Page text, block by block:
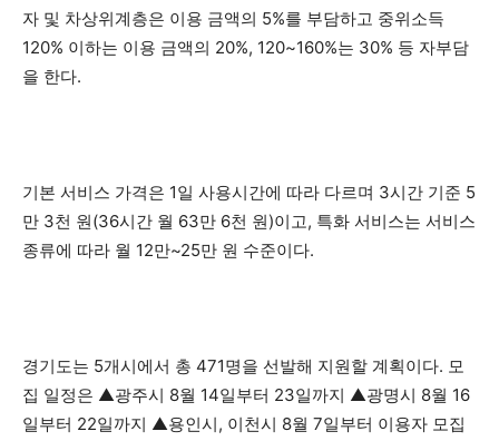
자 및 차상위계층은 이용 금액의 5%를 부담하고 중위소득
120% 이하는 이용 금액의 20%, 120~160%는 30% 등 자부담
을 한다.
기본 서비스 가격은 1일 사용시간에 따라 다르며 3시간 기준 5
만 3천 원(36시간 월 63만 6천 원)이고, 특화 서비스는 서비스
종류에 따라 월 12만~25만 원 수준이다.
경기도는 5개시에서 총 471명을 선발해 지원할 계획이다. 모
집 일정은 ▲광주시 8월 14일부터 23일까지 ▲광명시 8월 16
일부터 22일까지 ▲용인시, 이천시 8월 7일부터 이용자 모집